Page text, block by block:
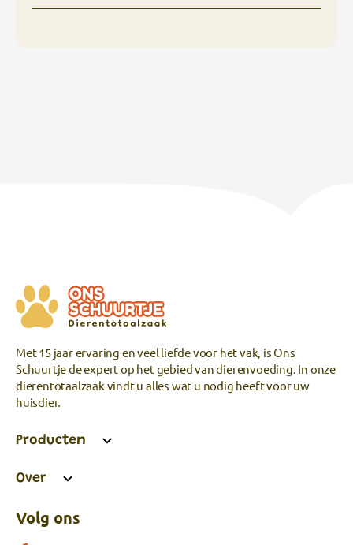
Met 15 jaar ervaring en veel liefde voor het vak, is Ons
Schuurtje de expert op het gebied van dierenvoeding. In onze
dierentotaalzaak vindt u alles wat u nodig heeft voor uw
huisdier.
Producten
Over
Volg ons